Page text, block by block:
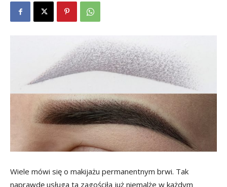
Wiele mówi się o makijażu permanentnym brwi. Tak
naprawdę usługa ta zagościła już niemalże w każdym